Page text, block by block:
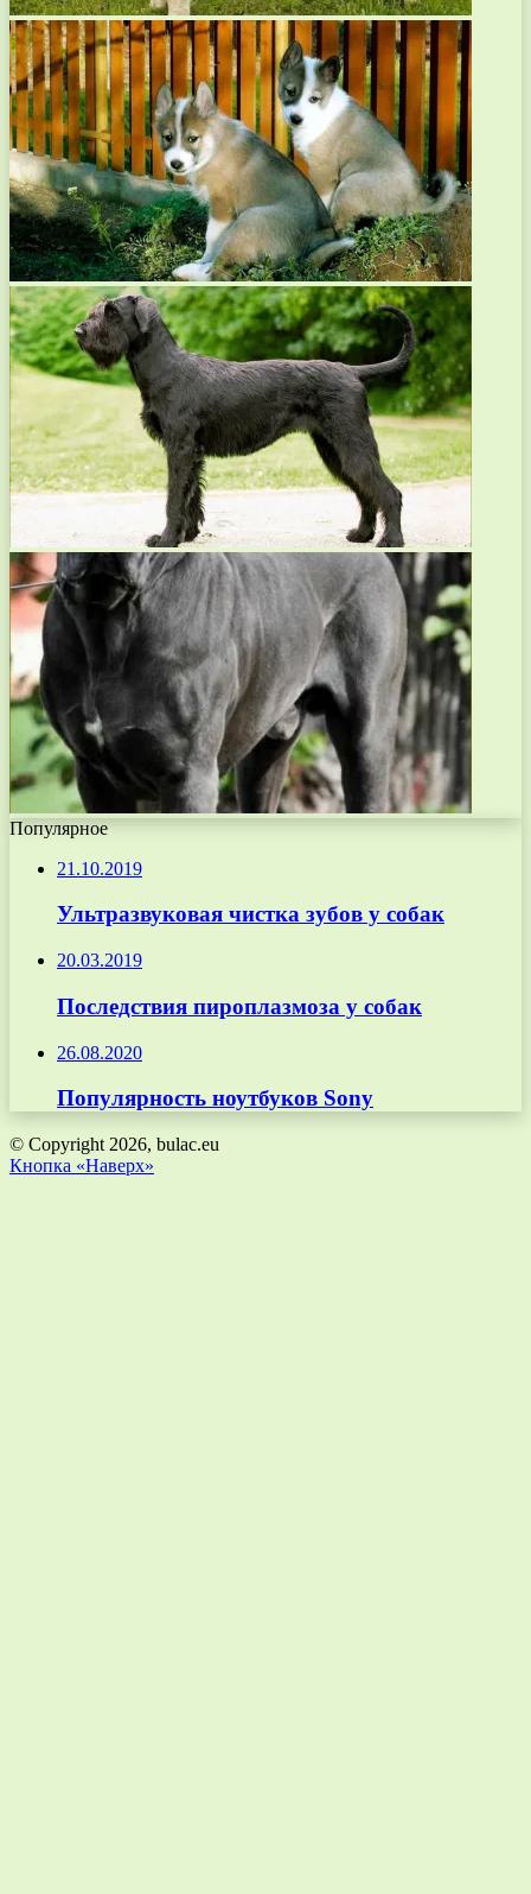
Популярное
21.10.2019
Ультразвуковая чистка зубов у собак
20.03.2019
Последствия пироплазмоза у собак
26.08.2020
Популярность ноутбуков Sony
© Copyright 2026, bulac.eu
Кнопка «Наверх»